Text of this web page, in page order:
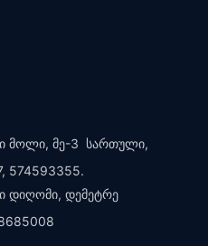
მოლი, მე-3 სართული,
574593355.
დიღომი, დემეტრე